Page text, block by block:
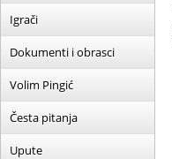
Igrači
Dokumenti i obrasci
Volim Pingić
Česta pitanja
Upute